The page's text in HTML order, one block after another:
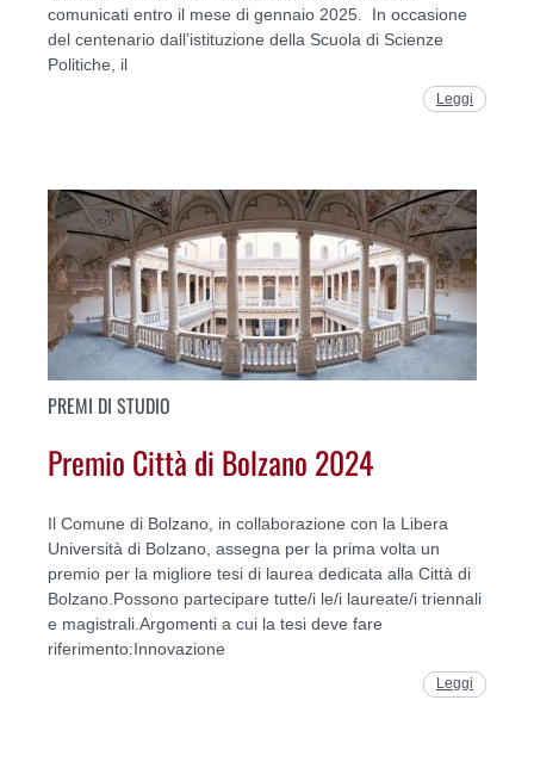
comunicati entro il mese di gennaio 2025. In occasione
del centenario dall’istituzione della Scuola di Scienze
Politiche, il
Leggi
PREMI DI STUDIO
Premio Città di Bolzano 2024
Il Comune di Bolzano, in collaborazione con la Libera
Università di Bolzano, assegna per la prima volta un
premio per la migliore tesi di laurea dedicata alla Città di
Bolzano.Possono partecipare tutte/i le/i laureate/i triennali
e magistrali.Argomenti a cui la tesi deve fare
riferimento:Innovazione
Leggi